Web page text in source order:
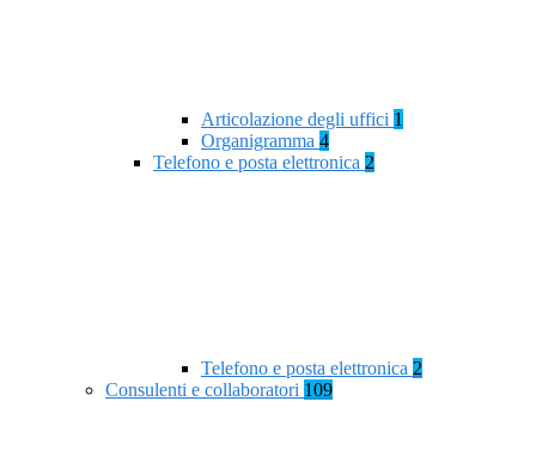
Articolazione degli uffici 1
Organigramma 4
Telefono e posta elettronica 2
Telefono e posta elettronica 2
Consulenti e collaboratori 109